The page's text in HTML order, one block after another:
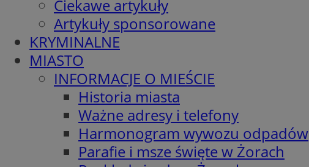
Ciekawe artykuły
Artykuły sponsorowane
KRYMINALNE
MIASTO
INFORMACJE O MIEŚCIE
Historia miasta
Ważne adresy i telefony
Harmonogram wywozu odpadów
Parafie i msze święte w Żorach